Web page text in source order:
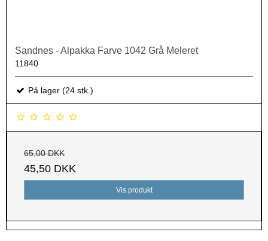
Sandnes - Alpakka Farve 1042 Grå Meleret
11840
På lager (24 stk.)
65,00 DKK
45,50 DKK
Vis produkt